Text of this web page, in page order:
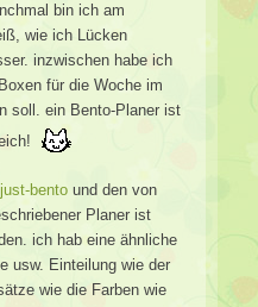
bin ich am
wie ich Lücken
inzwischen habe ich
für die Woche im
soll. ein Bento-Planer ist
just-bento und den von
Planer ist
ich hab eine ähnliche
usw. Einteilung wie der
wie die Farben wie